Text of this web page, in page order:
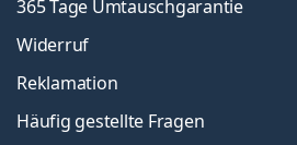
365 Tage Umtauschgarantie
Widerruf
Reklamation
Häufig gestellte Fragen